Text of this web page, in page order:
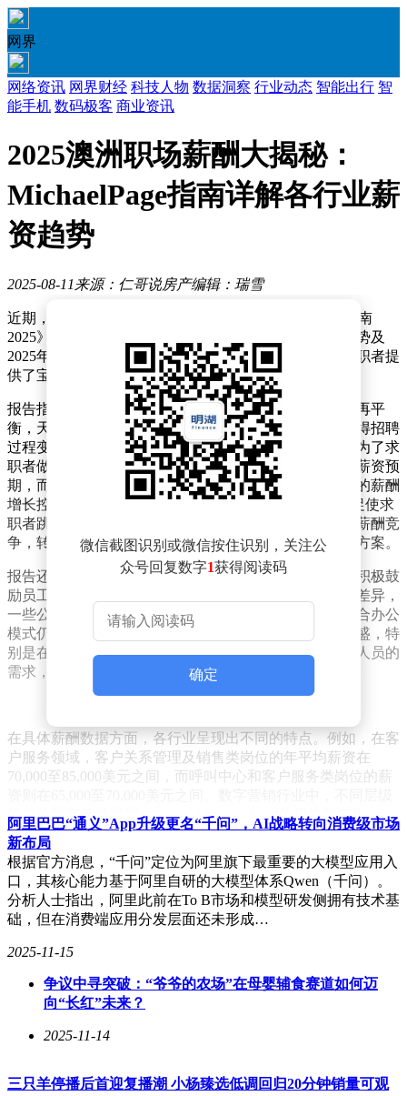
网界
网络资讯 网界财经 科技人物 数据洞察 行业动态 智能出行 智
能手机 数码极客 商业资讯
2025澳洲职场薪酬大揭秘：
MichaelPage指南详解各行业薪
资趋势
2025-08-11 来源：仁哥说房产编辑：瑞雪
近期，MichaelPage发布了备受瞩目的《澳大利亚薪酬指南
2025》，该报告深入剖析了澳大利亚多个行业的薪酬趋势及
2025年劳动力市场的展望，总计38页的内容为雇主与求职者提
供了宝贵的参考信息。
报告指出，2024年澳大利亚就业市场经历了一次显著的再平
衡，天平逐渐倾向雇主一方。申请职位的人数激增，使得招聘
过程变得更加挑剔与选择性。在这样的背景下，薪酬成为了求
职者做决定时的核心考量因素。生活成本的上升推高了薪资预
期，而企业在平衡需求与财务审慎之间，选择将新岗位的薪酬
增长控制在10%至15%的范围内，尽管如此，这仍然是促使求
职者跳槽的主要因素。值得注意的是，企业减少了恶性薪酬竞
争，转而侧重于提供包含灵活性与职业发展机会的薪酬方案。
报告还强调了工作灵活性的高需求，低生产率促使雇主积极鼓
励员工返岗。然而，办公室入住率在州际间呈现出较大差异，
一些公司甚至将奖金、晋升机会与出勤率挂钩，显示混合办公
模式仍然是保留人才的关键策略。合同工的需求异常旺盛，特
别是在技术领域，数字化转型推动了对网络安全等专业人员的
需求，预计2025年部分合同岗位将有机会转为固定岗位。
在具体薪酬数据方面，各行业呈现出不同的特点。例如，在客
户服务领域，客户关系管理及销售类岗位的年平均薪资在
70,000至85,000美元之间，而呼叫中心和客户服务类岗位的薪
的岗位薪资差异显著，Digital Manager/Lead的平均薪资为
130,000美元，而首席数字官的薪资则高达280,000美元。
工程与制造行业同样呈现出多样化的薪酬水平，土木与结构类
岗位的年薪平均在120,000至180,000美元之间，电气类岗位的
年薪则在95,000至137,500美元之间。在金融与会计领域，应付
账款和应收账款类岗位的薪资范围在77,000至173,000美元之
间，而首席财务官的薪资则高达350,000美元。
人力资源行业中，员工关系类岗位的年薪在90,000至120,000美
元之间，健康与安全类岗位的薪资则在80,000至180,000美元之
验和行业差异而有所不同。
微信截图识别或微信按住识别，关注公
众号回复数字1获得阅读码
确定
阿里巴巴“通义”App升级更名“千问”，AI战略转向消费级市场
新布局
根据官方消息，“千问”定位为阿里旗下最重要的大模型应用入
口，其核心能力基于阿里自研的大模型体系Qwen（千问）。
分析人士指出，阿里此前在To B市场和模型研发侧拥有技术基
础，但在消费端应用分发层面还未形成…
2025-11-15
争议中寻突破：“爷爷的农场”在母婴辅食赛道如何迈
向“长红”未来？
2025-11-14
三只羊停播后首迎复播潮 小杨臻选低调回归20分钟销量可观